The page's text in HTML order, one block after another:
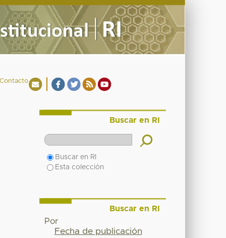
Contacto
Buscar en RI
Buscar en RI
Esta colección
Buscar en RI
Por
Fecha de publicación